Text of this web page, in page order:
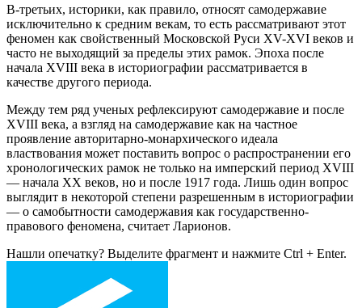
В-третьих, историки, как правило, относят самодержавие
исключительно к средним векам, то есть рассматривают этот
феномен как свойственный Московской Руси XV-XVI веков и
часто не выходящий за пределы этих рамок. Эпоха после
начала XVIII века в историографии рассматривается в
качестве другого периода.
Между тем ряд ученых рефлексируют самодержавие и после
XVIII века, а взгляд на самодержавие как на частное
проявление авторитарно-монархического идеала
властвования может поставить вопрос о распространении его
хронологических рамок не только на имперский период XVIII
— начала XX веков, но и после 1917 года. Лишь один вопрос
выглядит в некоторой степени разрешенным в историографии
— о самобытности самодержавия как государственно-
правового феномена, считает Ларионов.
Нашли опечатку? Выделите фрагмент и нажмите Ctrl + Enter.